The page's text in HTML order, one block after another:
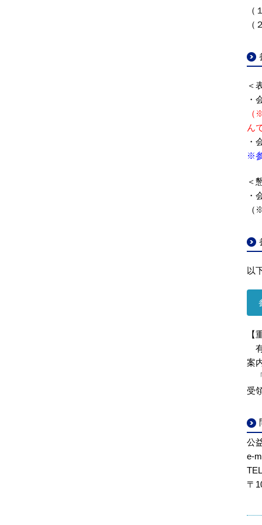
（
（
＜
・
ん
・
※
＜
・
以
【
案
受
公
e-
〒